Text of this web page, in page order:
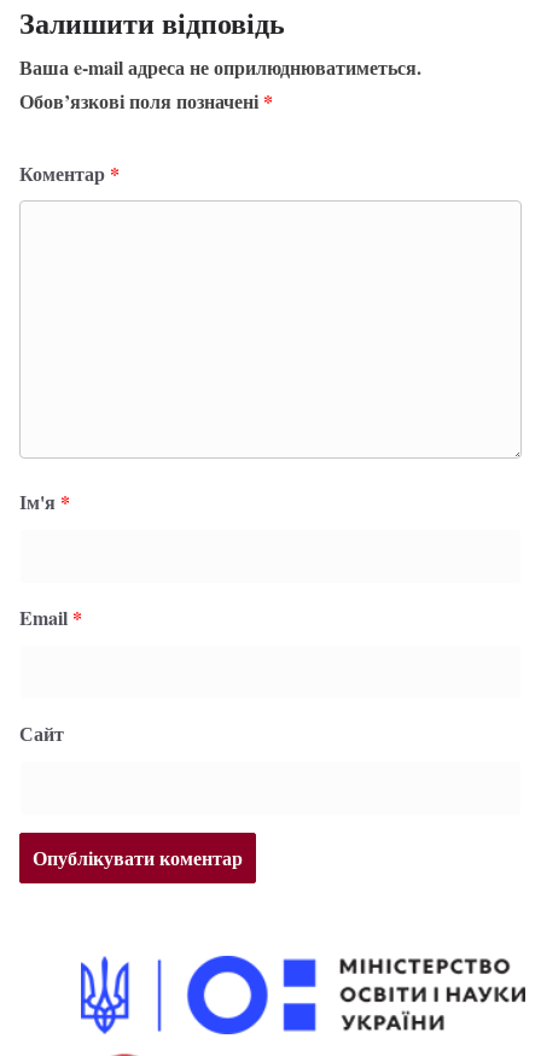
Залишити відповідь
Ваша e-mail адреса не оприлюднюватиметься.
Обов’язкові поля позначені *
Коментар *
Ім'я *
Email *
Сайт